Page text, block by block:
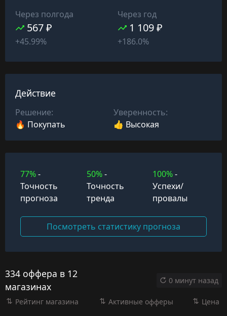
Через полгода
567 ₽
+45.99%
Через год
1 109 ₽
+186.0%
Действие
Решение:
🔥 Покупать
Уверенность:
👍 Высокая
77%-
Точность
прогноза
50%-
Точность
тренда
100%-
Успехи/
провалы
Посмотреть статистику прогноза
334 оффера в 12
магазинах
0 минут назад
Рейтинг магазина Активные офферы Цена